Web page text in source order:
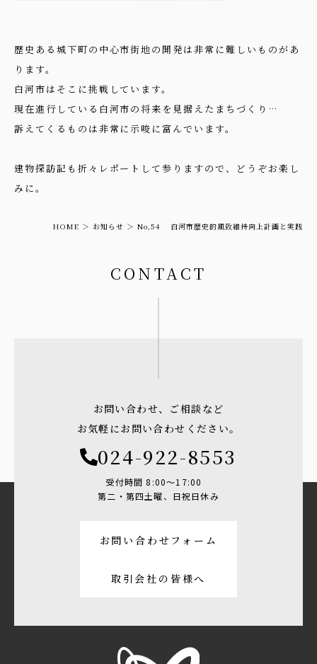
歴史ある城下町の中心市街地の開発は非常に難しいものがあ
ります。
白河市はそこに挑戦しています。
現在進行している白河市の将来を見据えたまちづくり…
訴えてくるものは非常に示唆に富んでいます。
建物探訪記も折々レポートして参りますので、どうぞお楽し
みに。
HOME お知らせ No,54 白河市歴史的風致維持向上計画と実践
CONTACT
お問い合わせ、ご相談など
お気軽にお問い合わせください。
024-922-8553
受付時間 8:00〜17:00
第二・第四土曜、日祝日休み
お問い合わせフォーム
取引会社の皆様へ